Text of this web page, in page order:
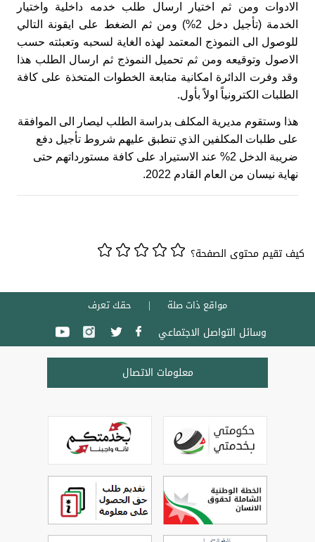
الادوات ومن ثم اختيار ارسال طلب خدمه داخلية واختيار
الخدمة (تأجيل دخل 2%) ومن ثم الضغط على ايقونة التالي
للوصول الى النموذج المعتمد لهذه الغاية لسحبه وتعبئته حسب
الاصول وتوقيعه ومن ثم تحميل النموذج ثم ارسال الطلب هذا
وقد وفرت الدائرة امكانية متابعة الخطوات المتخذة على كافة
الطلبات الكترونياً اولاً بأول.
هذا وستقوم مديرية المكلف بدراسة الطلب ليصار الى الموافقة
على طلبات المكلفين الذي تنطبق عليهم شروط تأجيل دفع
ضريبة الدخل 2% عند الاستيراد على كافة مستورداتهم حتى
نهاية نيسان من العام القادم 2022.
كيف تقيم محتوى الصفحة؟
مواقع ذات صلة حقك تعرف
وسائل التواصل الاجتماعي
معلومات الاتصال